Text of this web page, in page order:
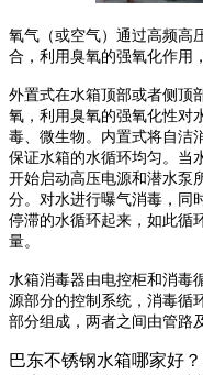
氧气（或空气）通过高频高
合，利用臭氧的强氧化作用
外置式在水箱顶部或者侧顶
氧，利用臭氧的强氧化性对
毒、微生物。内置式将自洁
保证水箱的水循环均匀。当
开始启动高压电源和潜水泵
分。对水进行曝气消毒，同
停滞的水循环起来，如此循
量。
水箱消毒器由电控柜和消毒
源部分的控制系统，消毒循
部分组成，两者之间由管路
巴东不锈钢水箱哪家好